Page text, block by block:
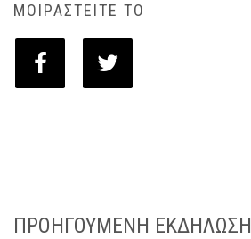
ΜΟΙΡΑΣΤΕΙΤΕ ΤΟ
ΠΡΟΗΓΟΥΜΕΝΗ ΕΚΔΗΛΩΣΗ